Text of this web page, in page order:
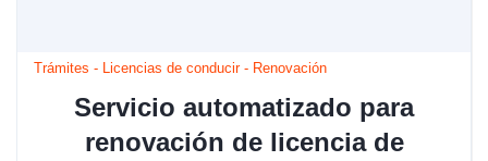
Trámites - Licencias de conducir- Renovación
Servicio automatizado para
renovación de licencia de